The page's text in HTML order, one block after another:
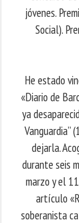
jóvenes.
Social).
He estado
«Diario de
ya
Vanguardia”
dejarla.
durante seis
marzo y el
artículo
soberanista